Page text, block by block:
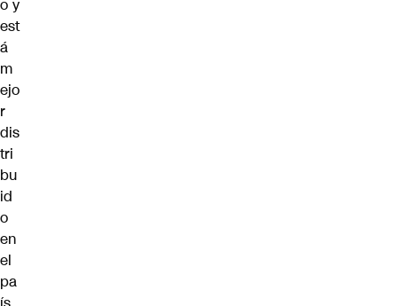
o y
est
á
m
ejo
r
dis
tri
bu
id
o
en
el
pa